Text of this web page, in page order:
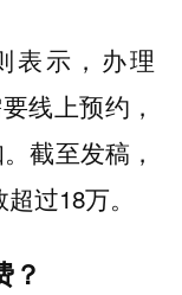
表示，办理
线上预约，
截至发稿，
过18万。
？